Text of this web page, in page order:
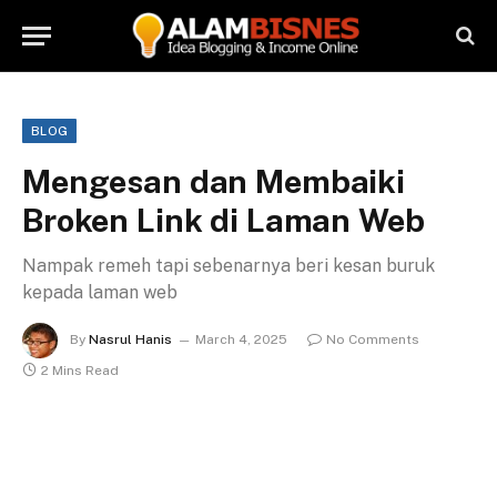
BLOG
Mengesan dan Membaiki
Broken Link di Laman Web
Nampak remeh tapi sebenarnya beri kesan buruk
kepada laman web
By Nasrul Hanis March 4, 2025
No Comments
2 Mins Read